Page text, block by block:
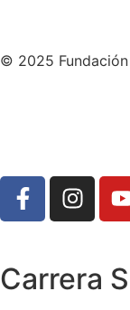
© 2025
Carrera